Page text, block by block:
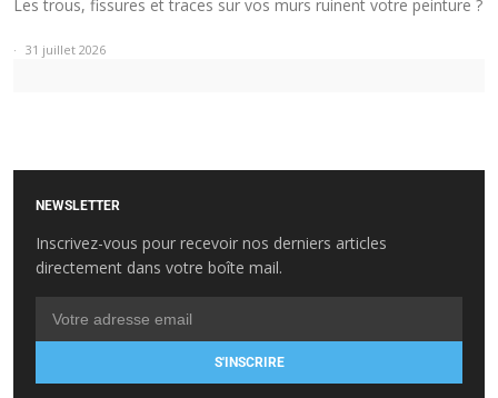
Les trous, fissures et traces sur vos murs ruinent votre peinture ?
31 juillet 2026
NEWSLETTER
Inscrivez-vous pour recevoir nos derniers articles
directement dans votre boîte mail.
S'INSCRIRE